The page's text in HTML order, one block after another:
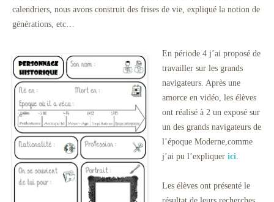
calendriers, nous avons construit des frises de vie, expliqué la notion de
générations, etc…
En période 4 j’ai proposé de
travailler sur les grands
navigateurs. Après une
amorce en vidéo, les élèves
ont réalisé à 2 un exposé sur
un des grands navigateurs de
l’époque Moderne,comme
j’ai pu l’expliquer ici.
Les élèves ont présenté le